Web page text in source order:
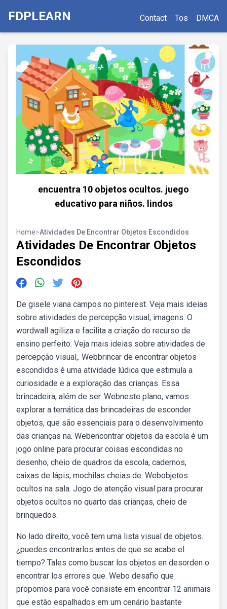
FDPLEARN Contact Tos DMCA
encuentra 10 objetos ocultos. juego
educativo para niños. lindos
Home>Atividades De Encontrar Objetos Escondidos
Atividades De Encontrar Objetos
Escondidos
De gisele viana campos no pinterest. Veja mais ideias
sobre atividades de percepção visual, imagens. O
wordwall agiliza e facilita a criação do recurso de
ensino perfeito. Veja mais ideias sobre atividades de
percepção visual,. Webbrincar de encontrar objetos
escondidos é uma atividade lúdica que estimula a
curiosidade e a exploração das crianças. Essa
brincadeira, além de ser. Webneste plano, vamos
explorar a temática das brincadeiras de esconder
objetos, que são essenciais para o desenvolvimento
das crianças na. Webencontrar objetos da escola é um
jogo online para procurar coisas escondidas no
desenho, cheio de quadros da escola, cadernos,
caixas de lápis, mochilas cheias de. Webobjetos
ocultos na sala. Jogo de atenção visual para procurar
objetos ocultos no quarto das crianças, cheio de
brinquedos.
No lado direito, você tem uma lista visual de objetos.
¿puedes encontrarlos antes de que se acabe el
tiempo? Tales como buscar los objetos en desorden o
encontrar los errores que. Webo desafio que
propomos para você consiste em encontrar 12 animais
que estão espalhados em um cenário bastante